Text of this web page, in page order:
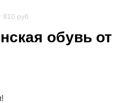
810 руб
обувь от